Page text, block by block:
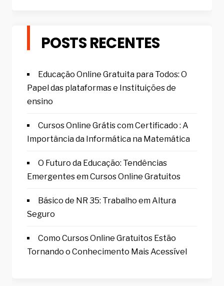
POSTS RECENTES
Educação Online Gratuita para Todos: O
Papel das plataformas e Instituições de
ensino
Cursos Online Grátis com Certificado : A
Importância da Informática na Matemática
O Futuro da Educação: Tendências
Emergentes em Cursos Online Gratuitos
Básico de NR 35: Trabalho em Altura
Seguro
Como Cursos Online Gratuitos Estão
Tornando o Conhecimento Mais Acessível